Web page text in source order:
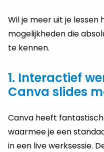
Wil je meer uit je lessen
mogelijkheden die
te kennen.
1. Interactief
Canva slides
Canva heeft
waarmee je een
in een live werksessie.